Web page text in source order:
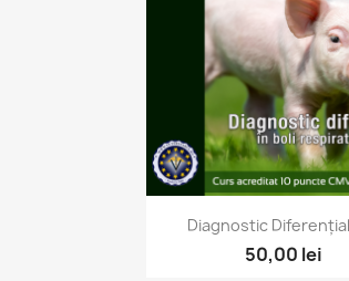
Vizualizare
Diagnostic
50,00 lei